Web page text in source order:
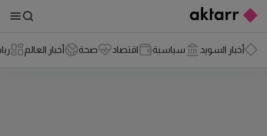
أخبار السويد سياسية اقتصاد صحة أخبار العالم